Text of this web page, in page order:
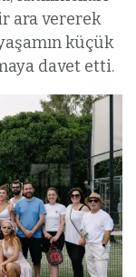
ara vererek
küçük
davet etti.